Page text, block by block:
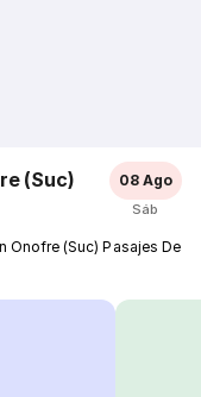
(Suc) 08 Ago
Sáb
Onofre (Suc) Pasajes De